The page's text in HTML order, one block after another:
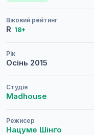
Віковий рейтинг
R 18+
Рік
Осінь 2015
Студія
Madhouse
Режисер
Нацуме Шінґо